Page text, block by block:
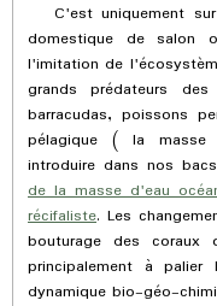
C'est uniquement sur
domestique de salon
l'imitation de
grands prédateurs
barracudas, poissons
pélagique ( la
introduire dans nos
de la masse d'eau
récifaliste. Les
bouturage des
principalement à
dynamique bio-géo-